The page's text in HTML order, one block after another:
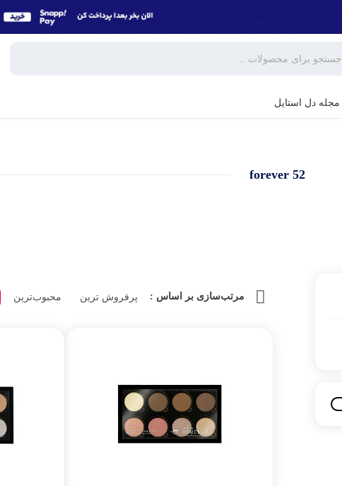
شارژر و کابل گوشی
مجله دل استایل
forever 52
مرتب‌سازی بر اساس : پرفروش ترین محبوب‌ترین